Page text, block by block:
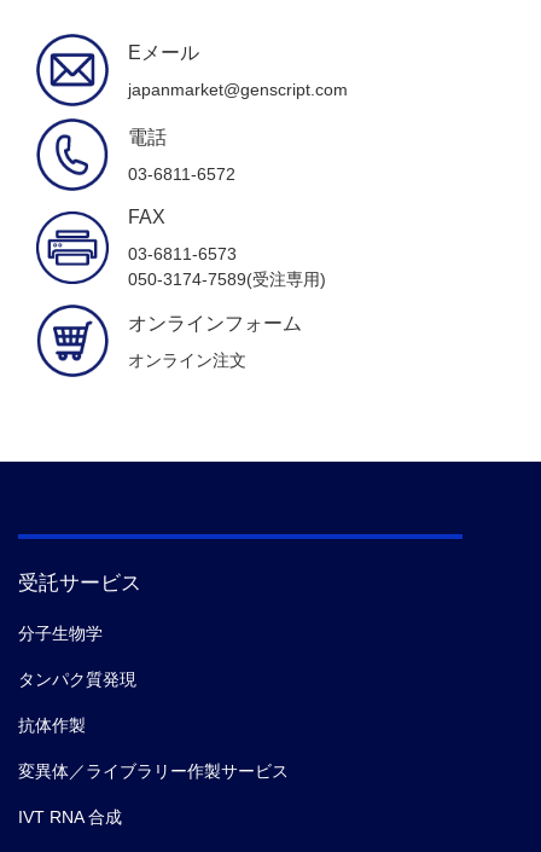
Eメール
japanmarket@genscript.com
電話
03-6811-6572
FAX
03-6811-6573
050-3174-7589(受注専用)
オンラインフォーム
オンライン注文
受託サービス
分子生物学
タンパク質発現
抗体作製
変異体／ライブラリー作製サービス
IVT RNA 合成